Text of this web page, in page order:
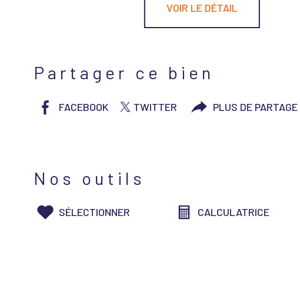
VOIR LE DÉTAIL
Partager ce bien
FACEBOOK TWITTER PLUS DE PARTAGE
Nos outils
SÉLECTIONNER CALCULATRICE